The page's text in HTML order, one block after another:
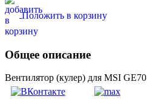
Положить в корзину
Общее описание
Вентилятор (кулер) для MSI GE70